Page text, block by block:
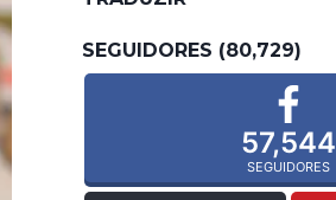
SEGUIDORES (80,729)
57,544
SEGUIDORES